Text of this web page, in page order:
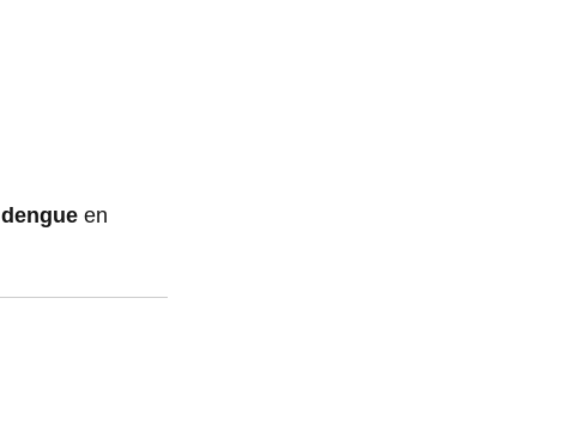
dengue en